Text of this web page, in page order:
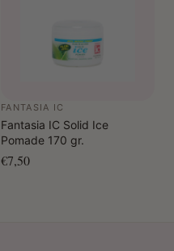
FANTASIA IC
Fantasia IC Solid Ice
Pomade 170 gr.
€7,50